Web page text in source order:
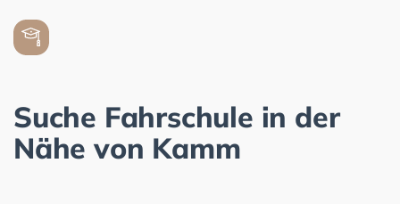
Suche Fahrschule in der
Nähe von Kamm